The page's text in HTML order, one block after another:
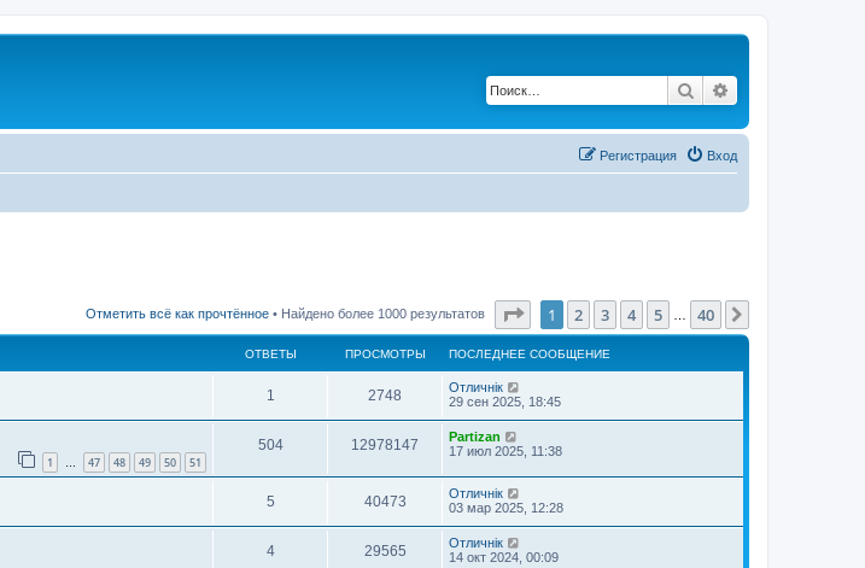
Поиск
Вход
Регистрация
Отметить всё как прочтённое • Найдено более 1000 результатов Страница1 из 40
1 2 3 4 5 40
ОТВЕТЫ ПРОСМОТРЫ ПОСЛЕДНЕЕ СООБЩЕНИЕ
1 2748
Отличнiк
29 сен 2025, 18:45
1 … 47 48 49 50 51
504 12978147
Partizan
17 июл 2025, 11:38
5 40473
Отличнiк
03 мар 2025, 12:28
4 29565
Отличнiк
14 окт 2024, 00:09